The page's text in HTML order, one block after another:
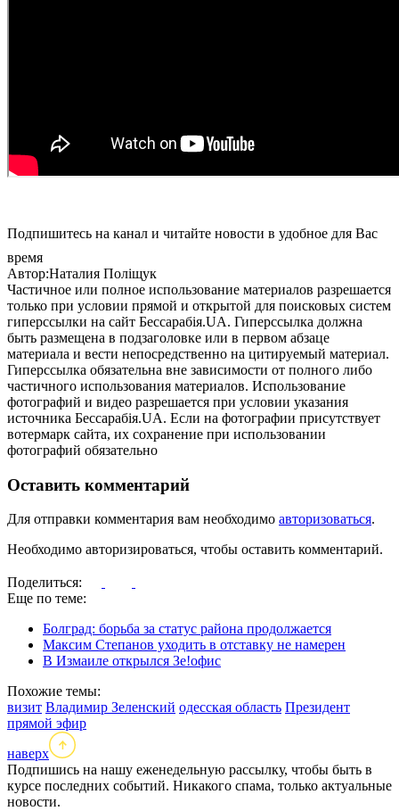
Подпишитесь на канал и читайте новости в удобное для Вас
время
Автор:Наталия Поліщук
Частичное или полное использование материалов разрешается
только при условии прямой и открытой для поисковых систем
гиперссылки на сайт Бессарабія.UA. Гиперссылка должна
быть размещена в подзаголовке или в первом абзаце
материала и вести непосредственно на цитируемый материал.
Гиперссылка обязательна вне зависимости от полного либо
частичного использования материалов. Использование
фотографий и видео разрешается при условии указания
источника Бессарабія.UA. Если на фотографии присутствует
вотермарк сайта, их сохранение при использовании
фотографий обязательно
Оставить комментарий
Для отправки комментария вам необходимо авторизоваться.
Необходимо авторизироваться, чтобы оставить комментарий.
Поделиться:
Еще по теме:
Болград: борьба за статус района продолжается
Максим Степанов уходить в отставку не намерен
В Измаиле открылся Зе!офис
Похожие темы:
визит Владимир Зеленский одесская область Президент
прямой эфир
наверх
Подпишись на нашу еженедельную рассылку, чтобы быть в
курсе последних событий. Никакого спама, только актуальные
новости.